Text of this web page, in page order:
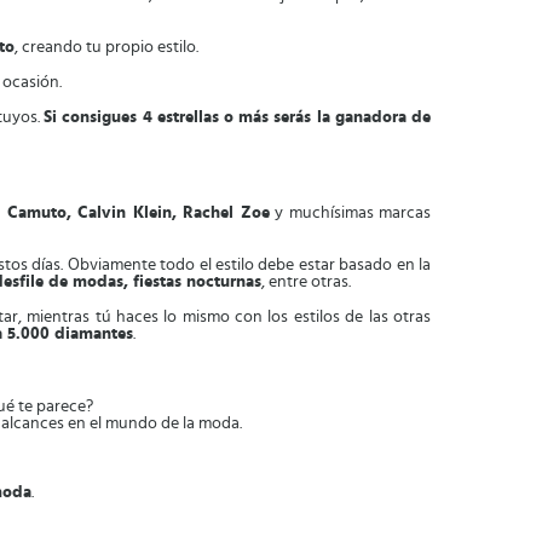
, creando tu propio estilo.
Si consigues 4 estrellas o más serás la ganadora de
Camuto, Calvin Klein, Rachel Zoey muchísimas marcas
días. Obviamente todo el estilo debe estar basado en la
de modas, fiestas nocturnas, entre otras.
mientras tú haces lo mismo con los estilos de las otras
5.000 diamantes.
te parece?
en el mundo de la moda.
.